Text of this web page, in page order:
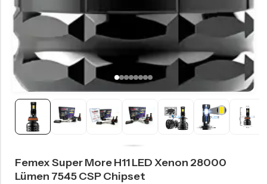
Femex Super More H11 LED Xenon 28000
Lümen 7545 CSP Chipset